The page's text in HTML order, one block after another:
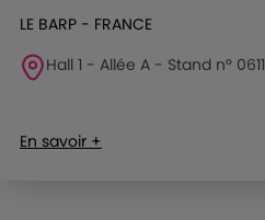
LE BARP - FRANCE
Hall 1 - Allée A - Stand n° 0611
En savoir +